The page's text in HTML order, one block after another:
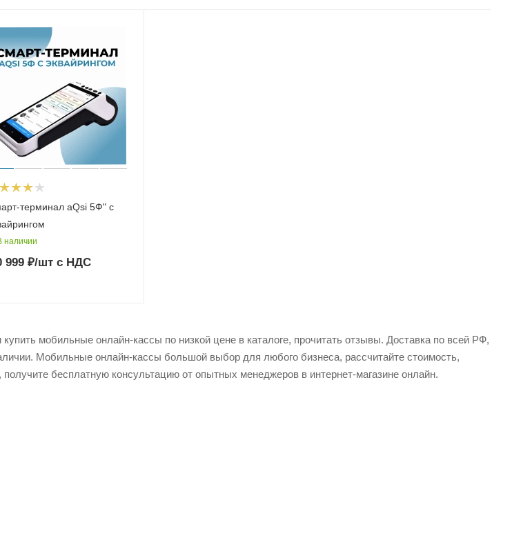
терминал aQsi 5Ф" с
наличии
999₽/штс НДС
мобильные онлайн-кассы по низкой цене в каталоге, прочитать отзывы. Доставка по всей РФ,
Мобильные онлайн-кассы большой выбор для любого бизнеса, рассчитайте стоимость,
бесплатную консультацию от опытных менеджеров в интернет-магазине онлайн.